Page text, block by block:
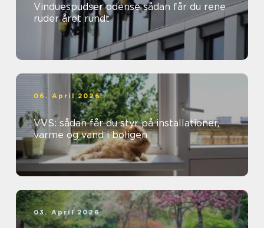
Vinduespudser odense sådan får du rene
ruder året rundt
06. April 2026
VVS: sådan får du styr på installationer,
varme og vand i boligen
03. April 2026